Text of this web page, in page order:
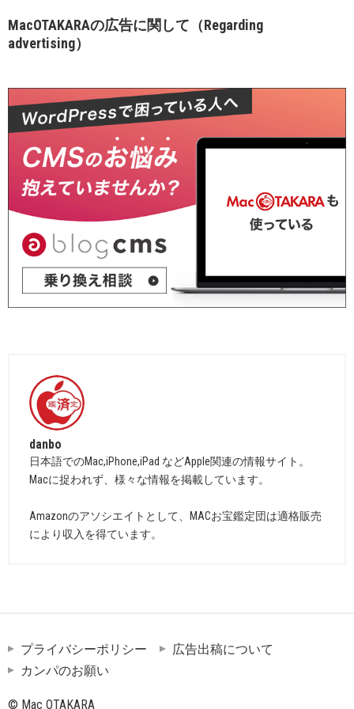
MacOTAKARAの広告に関して（Regarding
advertising）
danbo
日本語でのMac,iPhone,iPad などApple関連の情報サイト。
Macに捉われず、様々な情報を掲載しています。
Amazonのアソシエイトとして、MACお宝鑑定団は適格販売
により収入を得ています。
プライバシーポリシー
広告出稿について
カンパのお願い
© Mac OTAKARA